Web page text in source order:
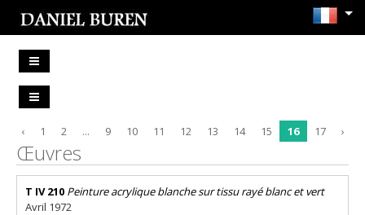
‹ 1 2 ... 9 10 11 12 13 14 15 16 17 ›
Œuvres
T IV 210 Peinture acrylique blanche sur tissu rayé blanc et vert
Avril 1972